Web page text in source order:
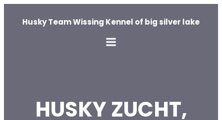
Husky Team Wissing Kennel of big silver lake
HUSKY ZUCHT,